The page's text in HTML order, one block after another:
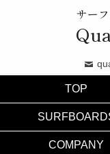
サー
TOP
COMPANY